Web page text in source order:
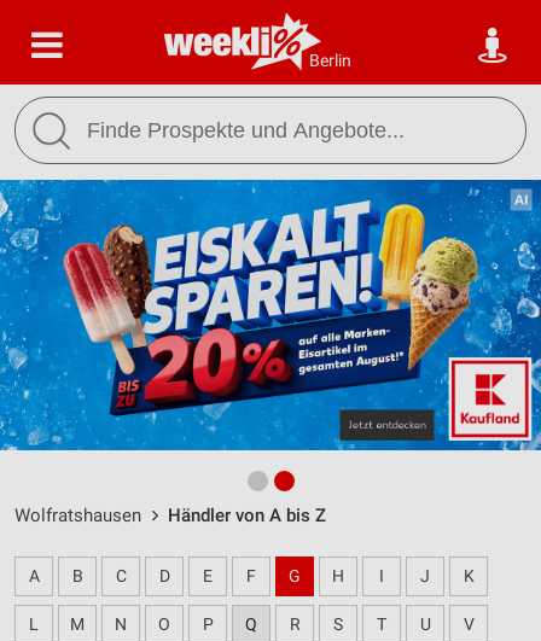
Berlin
Wolfratshausen Händler von A bis Z
A B C D E F G H I J K
L M N O P Q R S T U V